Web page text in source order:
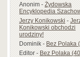
Anonim-Żydowska
Encyklopedia
Jerzy Konikowski-
Konikowski obchodzi
urodziny!
Dominik-Bez Polaka
Editor-Bez Polaka